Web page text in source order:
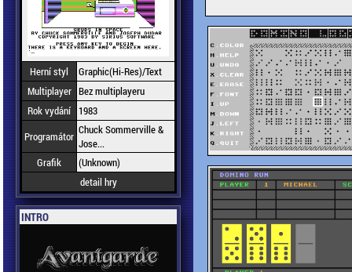
Herní styl
Graphic(Hi-Res)/Text
Multiplayer Bez multiplayeru
Rok vydání
1983
Programátor Chuck Sommerville &
Jose...
Grafik
(Unknown)
detail hry
INTRO